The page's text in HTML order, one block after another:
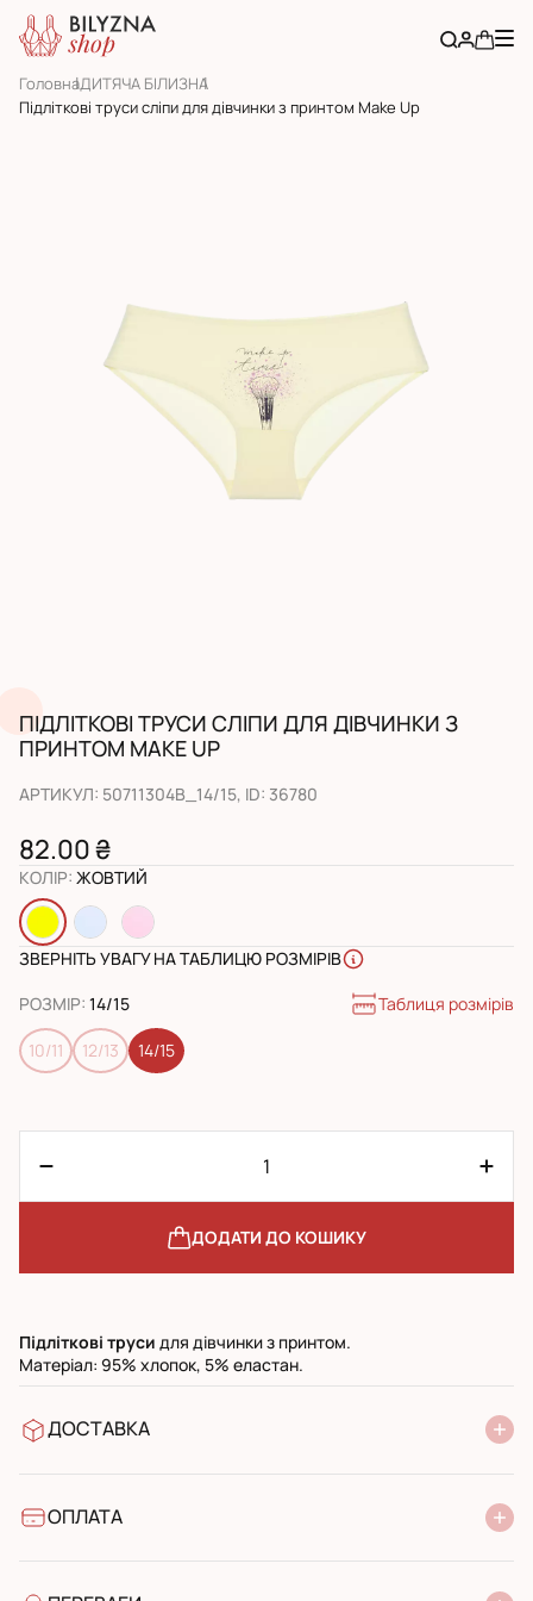
ГоловнаДИТЯЧА БІЛИЗНА
Підліткові труси сліпи для дівчинки з принтом Make Up
ПІДЛІТКОВІ ТРУСИ СЛІПИ ДЛЯ ДІВЧИНКИ З
ПРИНТОМ MAKE UP
АРТИКУЛ: 50711304B_14/15, ID: 36780
82.00 ₴
КОЛІР: ЖОВТИЙ
ЗВЕРНІТЬ УВАГУ НА ТАБЛИЦЮ РОЗМІРІВ
РОЗМІР: 14/15 Таблиця розмірів
10/11 12/13 14/15
ДОДАТИ ДО КОШИКУ
Підліткові труси для дівчинки з принтом.
Матеріал: 95% хлопок, 5% еластан.
ДОСТАВКА
УкрПошта стандарт
ОПЛАТА
Банківський переказ